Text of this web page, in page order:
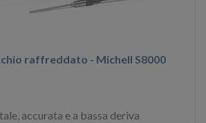
raffreddato - Michell S8000
accurata e a bassa deriva